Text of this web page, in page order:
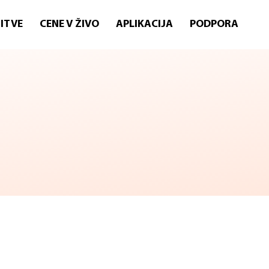
CENE V ŽIVO APLIKACIJA PODPORA